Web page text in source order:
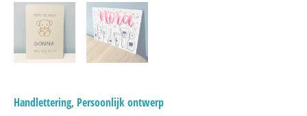
Handlettering, Persoonlijk ontwerp